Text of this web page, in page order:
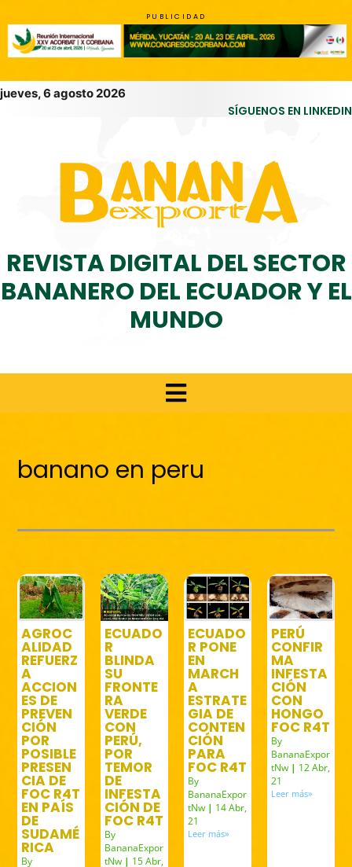
PUBLICIDAD
jueves, 6 agosto 2026
SÍGUENOS EN LINKEDIN
REVISTA DIGITAL DEL SECTOR
BANANERO DEL ECUADOR Y EL
MUNDO
banano en peru
AGROC
ALIDAD
REFUERZ
A
ACCION
ES DE
PREVEN
CIÓN
POR
POSIBLE
PRESEN
CIA DE
FOC R4T
EN PAÍS
DE
SUDAMÉ
RICA
By
ECUADO
R
BLINDA
SU
FRONTE
RA
VERDE
CON
PERÚ,
POR
TEMOR
DE
INFESTA
CIÓN DE
FOC R4T
By
BananaExpor
tNw | 15Abr,
ECUADO
R PONE
EN
MARCH
A
ESTRATE
GIA DE
CONTEN
CIÓN
PARA
FOC R4T
By
BananaExpor
tNw | 14Abr,
21
Leer más»
PERÚ
CONFIR
MA
INFESTA
CIÓN
CON
HONGO
FOC R4T
By
BananaExpor
tNw | 12Abr,
21
Leer más»